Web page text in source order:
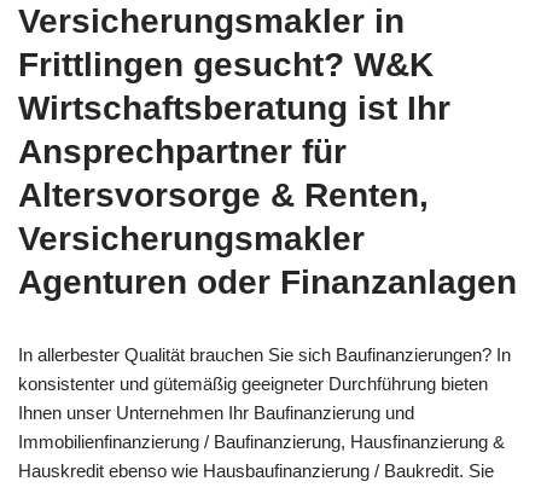
Versicherungsmakler in
Frittlingen gesucht? W&K
Wirtschaftsberatung ist Ihr
Ansprechpartner für
Altersvorsorge & Renten,
Versicherungsmakler
Agenturen oder Finanzanlagen
In allerbester Qualität brauchen Sie sich Baufinanzierungen? In
konsistenter und gütemäßig geeigneter Durchführung bieten
Ihnen unser Unternehmen Ihr Baufinanzierung und
Immobilienfinanzierung / Baufinanzierung, Hausfinanzierung &
Hauskredit ebenso wie Hausbaufinanzierung / Baukredit. Sie